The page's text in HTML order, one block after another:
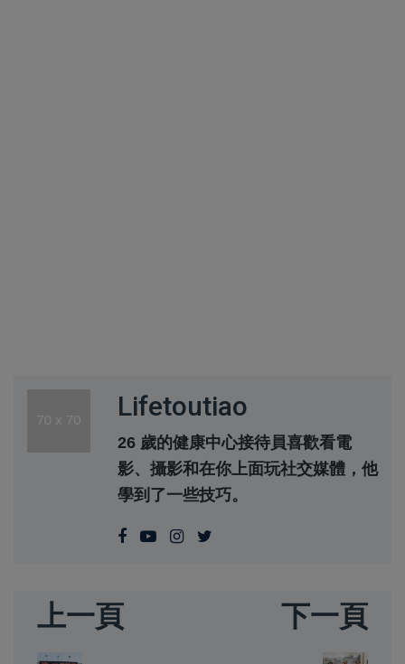
Lifetoutiao
26 歲的健康中心接待員喜歡看電
影、攝影和在你上面玩社交媒體，他
學到了一些技巧。
上一頁 下一頁